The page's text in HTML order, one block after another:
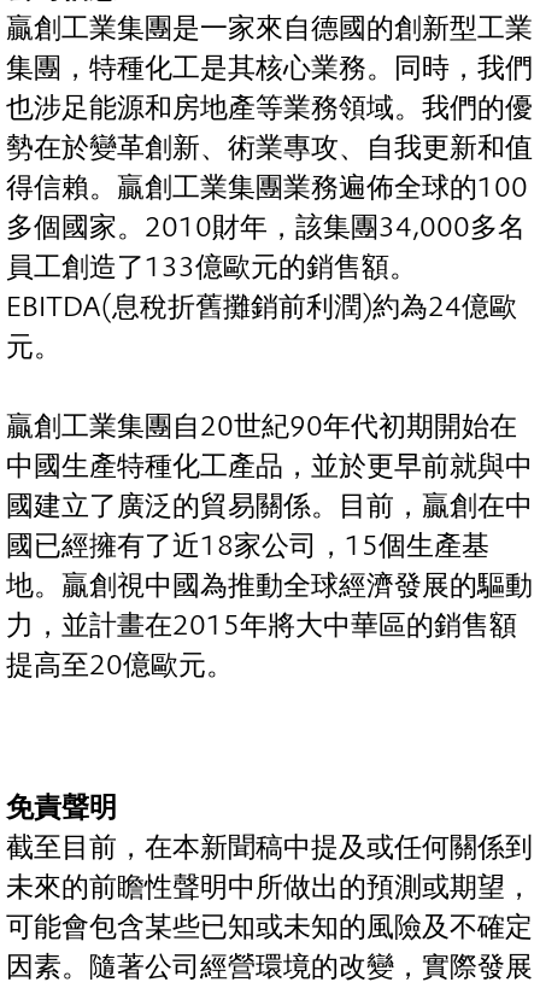
贏創工業集團是一家來自德國的創新型工業
集團，特種化工是其核心業務。同時，我們
也涉足能源和房地產等業務領域。我們的優
勢在於變革創新、術業專攻、自我更新和值
得信賴。贏創工業集團業務遍佈全球的100
多個國家。2010財年，該集團34,000多名
員工創造了133億歐元的銷售額。
EBITDA(息稅折舊攤銷前利潤)約為24億歐
元。
贏創工業集團自20世紀90年代初期開始在
中國生產特種化工產品，並於更早前就與中
國建立了廣泛的貿易關係。目前，贏創在中
國已經擁有了近18家公司，15個生產基
地。贏創視中國為推動全球經濟發展的驅動
力，並計畫在2015年將大中華區的銷售額
提高至20億歐元。
免責聲明
截至目前，在本新聞稿中提及或任何關係到
未來的前瞻性聲明中所做出的預測或期望，
可能會包含某些已知或未知的風險及不確定
因素。隨著公司經營環境的改變，實際發展